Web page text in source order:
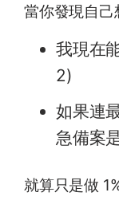
當你發現自己
我現在
2)
如果連
急備案
就算只是做